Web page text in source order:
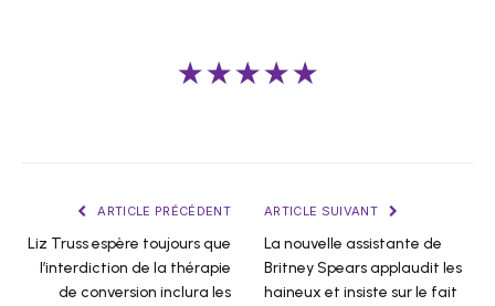
★★★★★
ARTICLE PRÉCÉDENT
Liz Truss espère toujours que
l’interdiction de la thérapie
de conversion inclura les
ARTICLE SUIVANT
La nouvelle assistante de
Britney Spears applaudit les
haineux et insiste sur le fait